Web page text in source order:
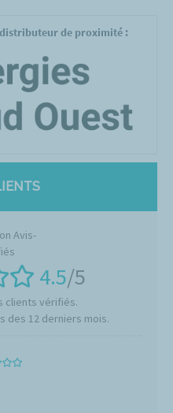
de proximité :
4.5/5
clients vérifiés.
des 12 derniers mois.